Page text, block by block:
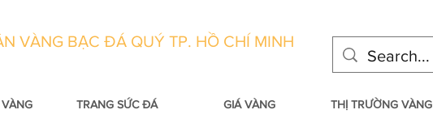
VÀNG BẠC ĐÁ QUÝ TP. HỒ CHÍ MINH
TRANG SỨC ĐÁ GIÁ VÀNG THỊ TRƯỜNG VÀNG